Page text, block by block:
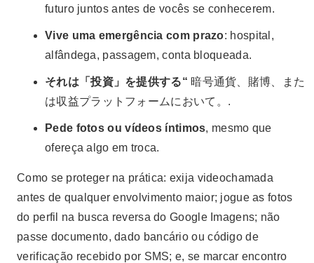
futuro juntos antes de vocês se conhecerem.
Vive uma emergência com prazo: hospital,
alfândega, passagem, conta bloqueada.
それは「投資」を提供する“ 暗号通貨、賭博、また
は収益プラットフォームにおいて。.
Pede fotos ou vídeos íntimos, mesmo que
ofereça algo em troca.
Como se proteger na prática: exija videochamada
antes de qualquer envolvimento maior; jogue as fotos
do perfil na busca reversa do Google Imagens; não
passe documento, dado bancário ou código de
verificação recebido por SMS; e, se marcar encontro